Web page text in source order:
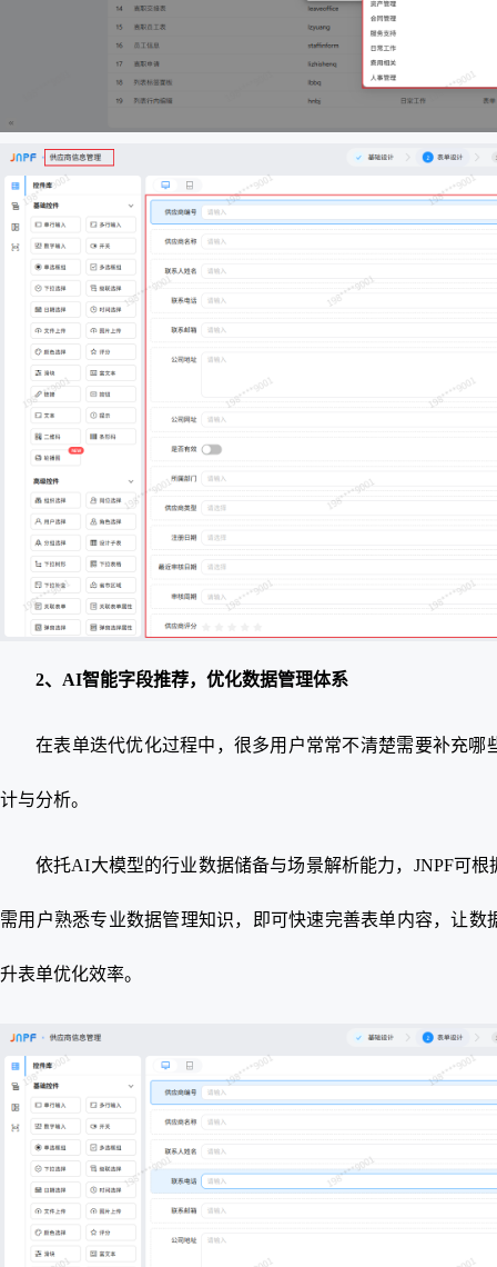
2、AI智能字段推荐，优化数据管理体系
在表单迭代优化过程中，很多用户常常不清楚需要补充
计与分析。
依托AI大模型的行业数据储备与场景解析能力，JNPF可
需用户熟悉专业数据管理知识，即可快速完善表单内容，让
升表单优化效率。